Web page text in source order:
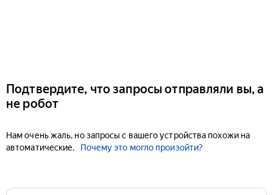
Подтвердите, что запросы отправляли вы, а
не робот
Нам очень жаль, но запросы с вашего устройства похожи на
автоматические.
Почему это могло произойти?